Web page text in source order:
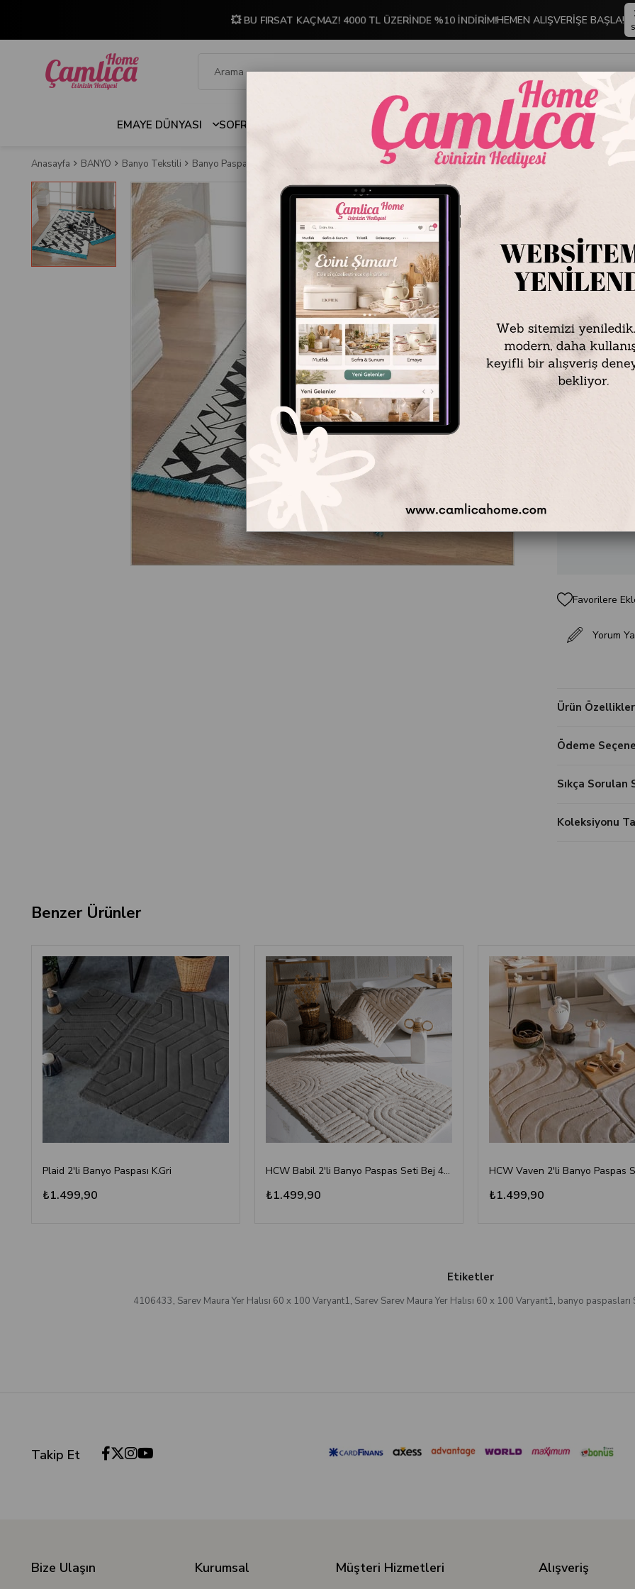
💥 BU FIRSAT KAÇMAZ! 4000 TL ÜZERİNDE %10 İNDİRİM!HEMEN ALIŞVERİŞE BAŞLA!
EMAYE DÜNYASI SOFRA & MUTFAK İNDİRİMLİ ÜRÜNLER DEKORASYON TABLO KOLEKSİYONU
Anasayfa BANYO Banyo Tekstili Banyo Paspasları Sarev Maura Yer Halısı 60 x 100 Varyant1
Sarev
Varyant1
Stok Kodu
Marka Sarev
Sarev
dokusu ve
paspas
Sarev
güvenli bir
Home
dokunuş
Favorilere
Yorum
Ürün
Ödeme
Sıkça Sorulan
Koleksiyonu
Benzer Ürünler
Plaid 2'li Banyo Paspası K.Gri
₺1.499,90
HCW Babil 2'li Banyo Paspas Seti Bej 40x60-60x100 cm
₺1.499,90 ₺1.499,90
Etiketler
4106433, Sarev Maura Yer Halısı 60 x 100 Varyant1, Sarev Sarev Maura Yer Halısı 60 x 100 Varyant1, banyo paspasları
Takip Et
Bize Ulaşın Kurumsal Müşteri Hizmetleri Alışveriş